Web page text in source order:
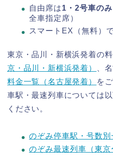
自由席は1・2号車のみ
全車指定席）
スマートEX（無料）
東京・品川・新横浜発着の
京・品川・新横浜発着）
、
料金一覧（名古屋発着）
を
車駅・最速列車については
ください。
のぞみ停車駅・号数別
のぞみ最速列車（東京